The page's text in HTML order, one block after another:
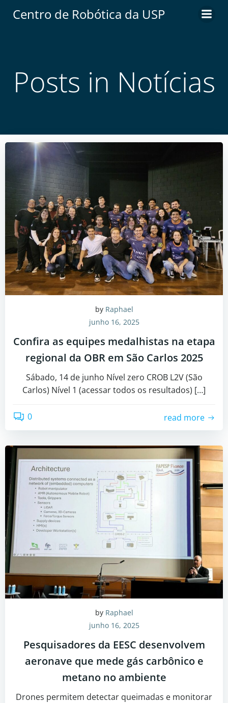
Centro de Robótica da USP
Posts in Notícias
by Raphael
junho 16, 2025
Confira as equipes medalhistas na etapa
regional da OBR em São Carlos 2025
Sábado, 14 de junho Nível zero CROB L2V (São
Carlos) Nível 1 (acessar todos os resultados) […]
0 read more
by Raphael
junho 16, 2025
Pesquisadores da EESC desenvolvem
aeronave que mede gás carbônico e
metano no ambiente
Drones permitem detectar queimadas e monitorar